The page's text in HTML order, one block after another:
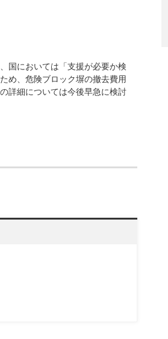
国においては「支援が必要か検
め、危険ブロック塀の撤去費用
詳細については今後早急に検討